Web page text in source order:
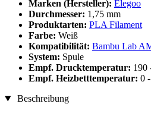
Marken (Hersteller): Elegoo
Durchmesser: 1,75 mm
Produktarten: PLA Filament
Farbe: Weiß
Kompatibilität: Bambu Lab
System: Spule
Empf. Drucktemperatur: 190
Empf. Heizbetttemperatur: 0
Beschreibung